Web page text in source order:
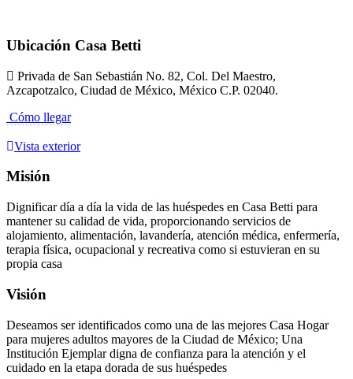
Ubicación Casa Betti
Privada de San Sebastián No. 82, Col. Del Maestro,
Azcapotzalco, Ciudad de México, México C.P. 02040.
Cómo llegar
Vista exterior
Misión
Dignificar día a día la vida de las huéspedes en Casa Betti para
mantener su calidad de vida, proporcionando servicios de
alojamiento, alimentación, lavandería, atención médica, enfermería,
terapia física, ocupacional y recreativa como si estuvieran en su
propia casa
Visión
Deseamos ser identificados como una de las mejores Casa Hogar
para mujeres adultos mayores de la Ciudad de México; Una
Institución Ejemplar digna de confianza para la atención y el
cuidado en la etapa dorada de sus huéspedes